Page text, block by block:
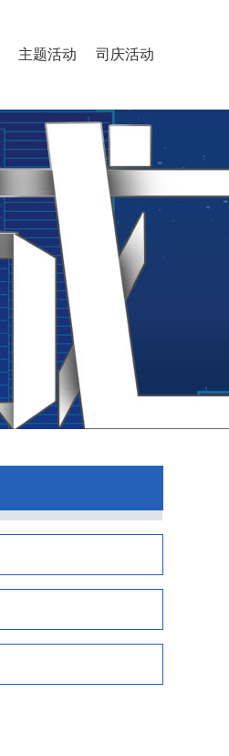
主题活动 司庆活动